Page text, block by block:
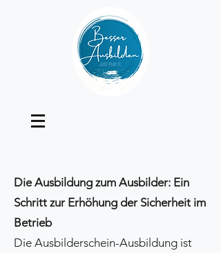
Die Ausbildung zum Ausbilder: Ein
Schritt zur Erhöhung der Sicherheit im
Betrieb
Die Ausbilderschein-Ausbildung ist